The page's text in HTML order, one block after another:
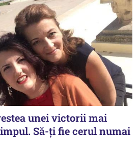
unei victorii mai
Să-ți fie cerul numai